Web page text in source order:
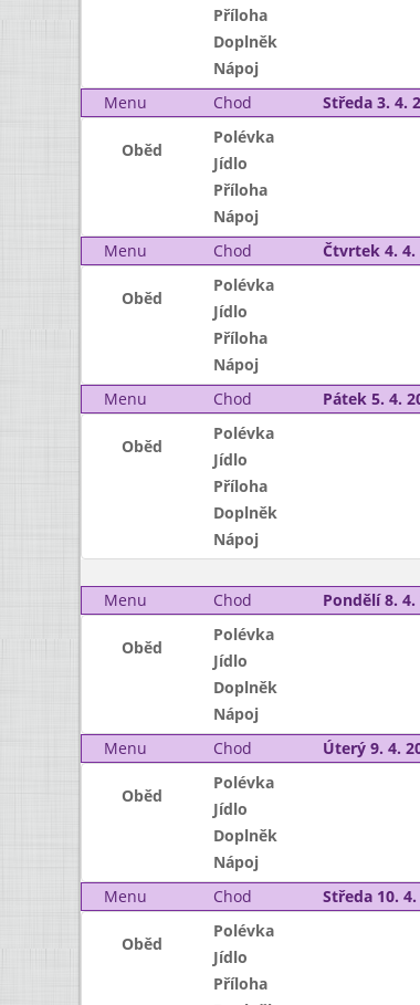
Příloha
Doplněk
Nápoj
Menu
Chod Středa 3. 4.
Oběd
Polévka
Jídlo
Příloha
Nápoj
Menu
Chod Čtvrtek 4. 4.
Oběd
Polévka
Jídlo
Příloha
Nápoj
Menu
Chod Pátek 5. 4.
Oběd
Polévka
Jídlo
Příloha
Doplněk
Nápoj
Menu
Chod Pondělí 8. 4.
Oběd
Polévka
Jídlo
Doplněk
Nápoj
Menu
Chod Úterý 9. 4.
Oběd
Polévka
Jídlo
Doplněk
Nápoj
Menu
Chod Středa 10.
Oběd
Polévka
Jídlo
Příloha